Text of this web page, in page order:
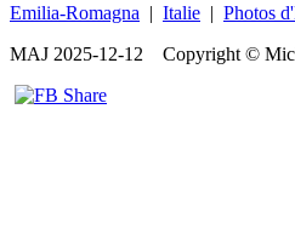
Emilia-Romagna | Italie | Photos
MAJ 2025-12-12 Copyright ©